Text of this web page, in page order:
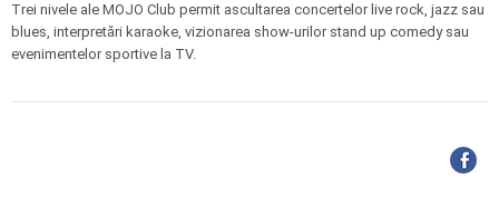
Trei nivele ale MOJO Club permit ascultarea concertelor live rock, jazz sau
blues, interpretări karaoke, vizionarea show-urilor stand up comedy sau
evenimentelor sportive la TV.